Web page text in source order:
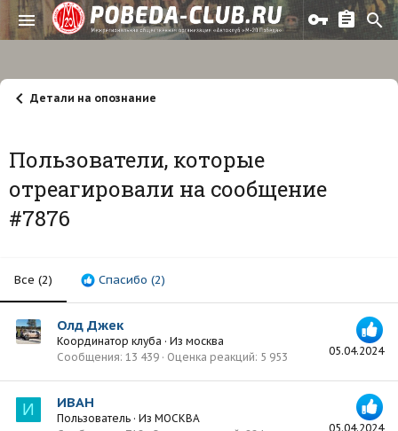
Детали на опознание
Пользователи, которые
отреагировали на сообщение
#7876
Все (2) Спасибо (2)
05.04.2024
Олд Джек
Координатор клуба · Из москва
Сообщения 13 439 Оценка реакций 5 953
И
05.04.2024
ИВАН
Пользователь · Из МОСКВА